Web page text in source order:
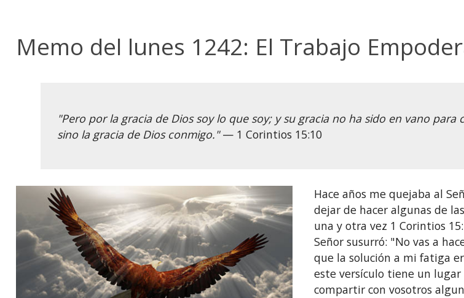
Memo del lunes 1242: El Trabajo
"Pero por la gracia de Dios soy lo que soy; y su gracia no ha sido en vano
sino la gracia de Dios conmigo."— 1 Corintios 15:10
Hace años me quejaba al
dejar de hacer algunas de
una y otra vez 1 Corintios
Señor susurró: "No vas a
que la solución a mi fatiga
este versículo tiene un
compartir con vosotros